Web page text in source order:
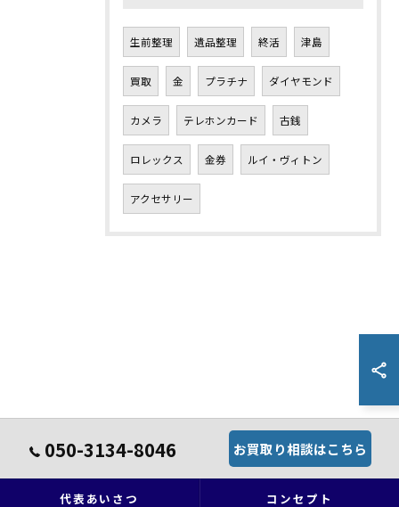
生前整理 遺品整理 終活 津島
買取 金 プラチナ ダイヤモンド
カメラ テレホンカード 古銭
ロレックス 金券 ルイ・ヴィトン
アクセサリー
050-3134-8046 お買取り相談はこちら
代表あいさつ コンセプト